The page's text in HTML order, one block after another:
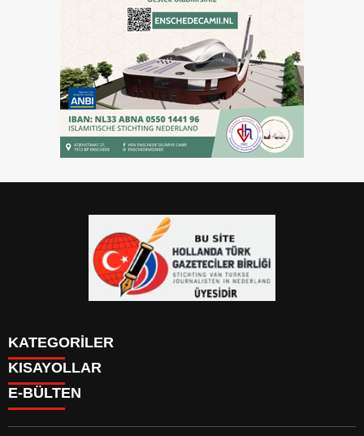
KATEGORİLER
YAZARLAR
PUAN DURUMU
KISAYOLLAR
KAYIT OL
GİRİŞ YAP
E-BÜLTEN